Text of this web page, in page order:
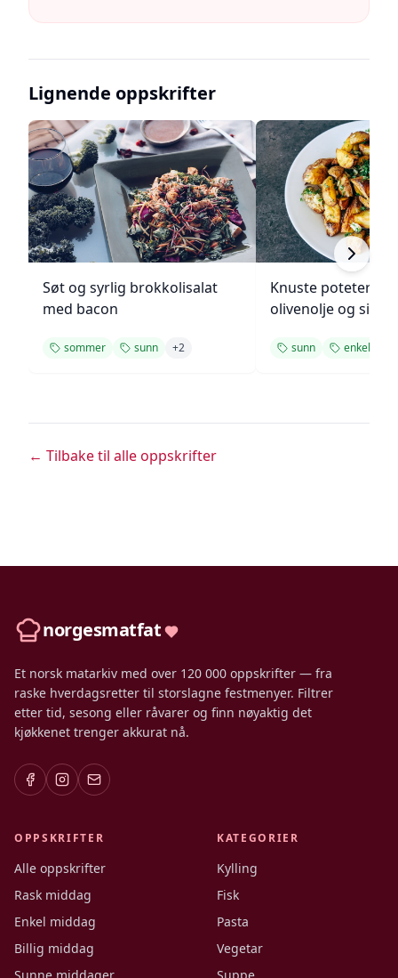
Lignende oppskrifter
Søt og syrlig brokkolisalat
med bacon
sommer sunn +2
Knuste poteter
olivenolje og sitron
sunn enkel
← Tilbake til alle oppskrifter
norgesmatfat
Et norsk matarkiv med over 120 000 oppskrifter — fra
raske hverdagsretter til storslagne festmenyer. Filtrer
etter tid, sesong eller råvarer og finn nøyaktig det
kjøkkenet trenger akkurat nå.
OPPSKRIFTER
Alle oppskrifter
Rask middag
Enkel middag
Billig middag
KATEGORIER
Kylling
Fisk
Pasta
Vegetar